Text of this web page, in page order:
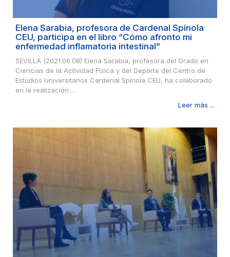
Elena Sarabia, profesora de Cardenal Spínola
CEU, participa en el libro “Cómo afronto mi
enfermedad inflamatoria intestinal”
SEVILLA (2021.06.08) Elena Sarabia, profesora del Grado en
Ciencias de la Actividad Física y del Deporte del Centro de
Estudios Universitarios Cardenal Spínola CEU, ha colaborado
en la realización ...
Leer más ...